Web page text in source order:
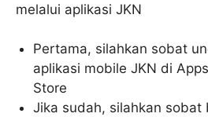
melalui aplikasi JKN
Pertama, silahkan sobat
aplikasi mobile JKN di
Store
Jika sudah, silahkan sobat